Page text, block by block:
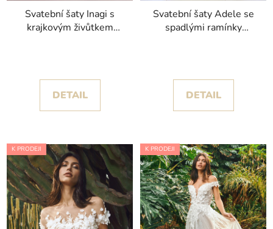
Svatební šaty Inagi s
krajkovým živůtkem
DETAIL
Svatební šaty Adele se
spadlými ramínky
DETAIL
K PRODEJI K PRODEJI